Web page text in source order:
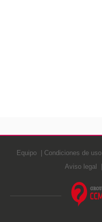
Equipo Condiciones de uso
Aviso legal